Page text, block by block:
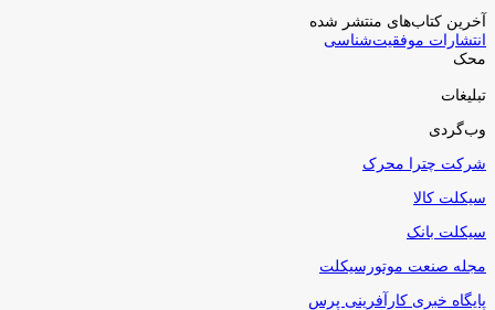
آخرین کتاب‌های منتشر شده
انتشارات موفقیت‌شناسی
محک
تبلیغات
وب‌گردی
شرکت چترا محرک
سیکلت کالا
سیکلت بانک
مجله صنعت موتورسیکلت
پایگاه خبری کارآفرینی پرس